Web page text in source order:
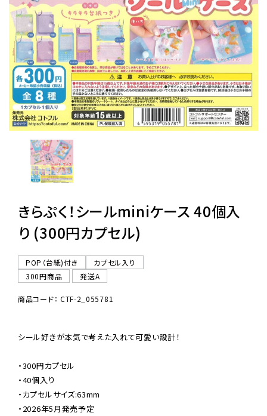
レンタル
景品・玩具・文具
販促用カプセルトイ
よくあるご質問
06-6282-7659
きらぷく！シールminiケース 40個入
り (300円カプセル)
POP（台紙)付き
カプセル入り
300円商品
発送A
商品コード： CTF-2_055781
シール好きが本気で考えた入れて可愛い設計！
・300円カプセル
・40個入り
・カプセルサイズ:63mm
・2026年5月発売予定